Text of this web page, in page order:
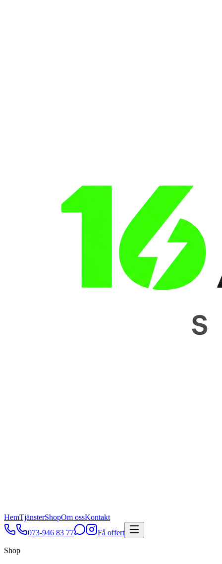
HemTjänsterShopOm ossKontakt
073-946 83 77
Få offert
Shop